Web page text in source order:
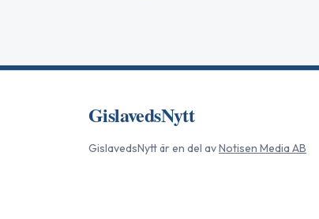
GislavedsNytt
GislavedsNyttär en del avNotisen Media AB